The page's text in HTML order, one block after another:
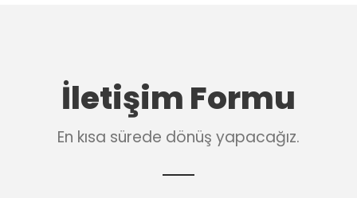
İletişim Formu
En kısa sürede dönüş yapacağız.